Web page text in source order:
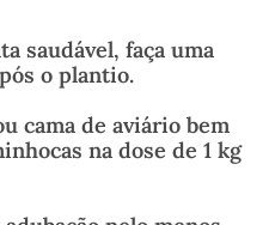
saudável, faça uma
o plantio.
cama de aviário bem
na dose de 1 kg